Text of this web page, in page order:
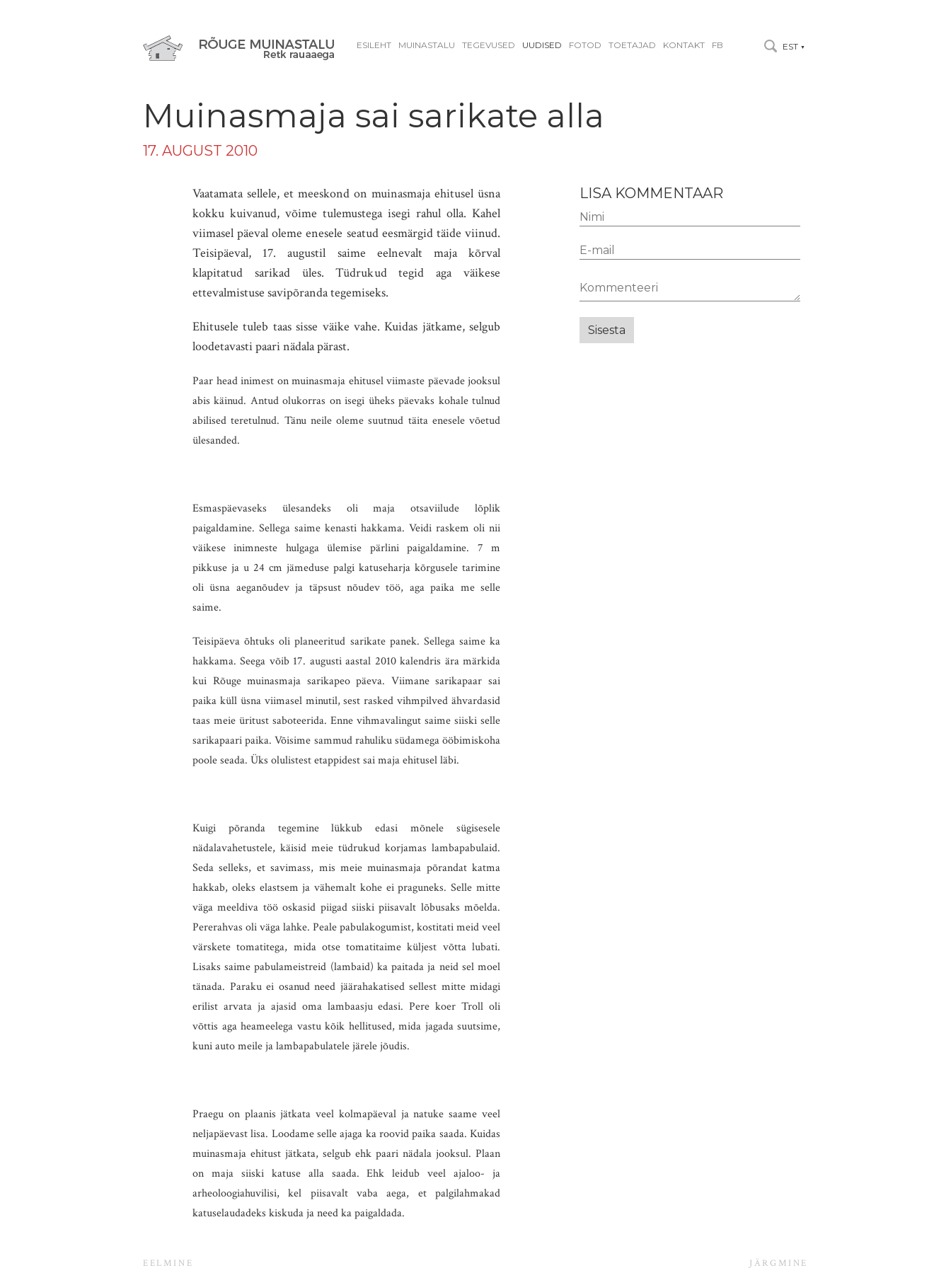
ESILEHT MUINASTALU TEGEVUSED UUDISED FOTOD TOETAJAD KONTAKT FB EST ▼
Muinasmaja sai sarikate alla
17. AUGUST 2010
Vaatamata sellele, et meeskond on muinasmaja ehitusel üsna
kokku kuivanud, võime tulemustega isegi rahul olla. Kahel
viimasel päeval oleme enesele seatud eesmärgid täide viinud.
Teisipäeval, 17. augustil saime eelnevalt maja kõrval
klapitatud sarikad üles. Tüdrukud tegid aga väikese
ettevalmistuse savipõranda tegemiseks.
Ehitusele tuleb taas sisse väike vahe. Kuidas jätkame, selgub
loodetavasti paari nädala pärast.
Paar head inimest on muinasmaja ehitusel viimaste päevade jooksul
abis käinud. Antud olukorras on isegi üheks päevaks kohale tulnud
abilised teretulnud. Tänu neile oleme suutnud täita enesele võetud
ülesanded.
Esmaspäevaseks ülesandeks oli maja otsaviilude lõplik
paigaldamine. Sellega saime kenasti hakkama. Veidi raskem oli nii
väikese inimneste hulgaga ülemise pärlini paigaldamine. 7 m
pikkuse ja u 24 cm jämeduse palgi katuseharja kõrgusele tarimine
oli üsna aeganõudev ja täpsust nõudev töö, aga paika me selle
saime.
Teisipäeva õhtuks oli planeeritud sarikate panek. Sellega saime ka
hakkama. Seega võib 17. augusti aastal 2010 kalendris ära märkida
kui Rõuge muinasmaja sarikapeo päeva. Viimane sarikapaar sai
paika küll üsna viimasel minutil, sest rasked vihmpilved ähvardasid
taas meie üritust saboteerida. Enne vihmavalingut saime siiski selle
sarikapaari paika. Võisime sammud rahuliku südamega ööbimiskoha
poole seada. Üks olulistest etappidest sai maja ehitusel läbi.
Kuigi põranda tegemine lükkub edasi mõnele sügisesele
nädalavahetustele, käisid meie tüdrukud korjamas lambapabulaid.
Seda selleks, et savimass, mis meie muinasmaja põrandat katma
hakkab, oleks elastsem ja vähemalt kohe ei praguneks. Selle mitte
väga meeldiva töö oskasid piigad siiski piisavalt lõbusaks mõelda.
Pererahvas oli väga lahke. Peale pabulakogumist, kostitati meid veel
värskete tomatitega, mida otse tomatitaime küljest võtta lubati.
Lisaks saime pabulameistreid (lambaid) ka paitada ja neid sel moel
tänada. Paraku ei osanud need jäärahakatised sellest mitte midagi
erilist arvata ja ajasid oma lambaasju edasi. Pere koer Troll oli
võttis aga heameelega vastu kõik hellitused, mida jagada suutsime,
kuni auto meile ja lambapabulatele järele jõudis.
Praegu on plaanis jätkata veel kolmapäeval ja natuke saame veel
neljapäevast lisa. Loodame selle ajaga ka roovid paika saada. Kuidas
muinasmaja ehitust jätkata, selgub ehk paari nädala jooksul. Plaan
on maja siiski katuse alla saada. Ehk leidub veel ajaloo- ja
arheoloogiahuvilisi, kel piisavalt vaba aega, et palgilahmakad
katuselaudadeks kiskuda ja need ka paigaldada.
LISA KOMMENTAAR
EELMINE JÄRGMINE